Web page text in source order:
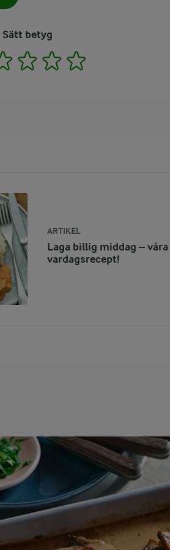
Sätt betyg
2 3 4
ARTIKEL
Laga billig middag –
vardagsrecept!